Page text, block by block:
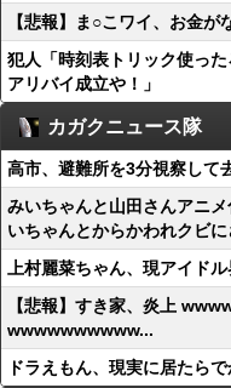
【悲報】ま○こワイ、お金が
犯人「時刻表トリック使っ
アリバイ成立や！」
カガクニュース隊
高市、避難所を3分視察して
みいちゃんと山田さんアニ
いちゃんとからかわれクビに
上村麗菜ちゃん、現アイド
【悲報】すき家、炎上
wwwwwwwwww...
ドラえもん、現実に居たら